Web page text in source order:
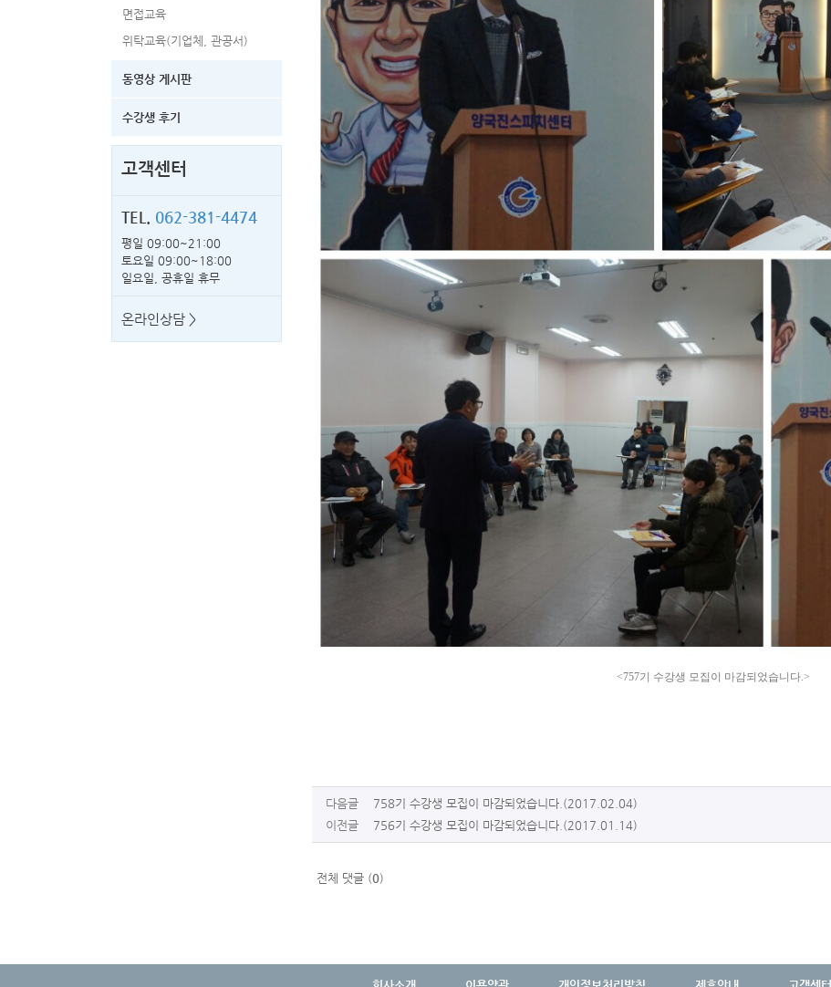
면접교육
위탁교육(기업체, 관공서)
동영상 게시판
수강생 후기
고객센터
TEL. 062-381-4474
평일 09:00~21:00
토요일 09:00~18:00
일요일, 공휴일 휴무
온라인상담 >
<757기 수강생 모집이 마감되었습니다.>
다음글 758기 수강생 모집이 마감되었습니다.(2017.02.04)
이전글 756기 수강생 모집이 마감되었습니다.(2017.01.14)
전체 댓글 (0)